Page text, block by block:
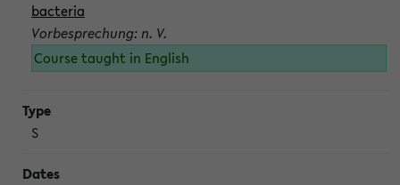
bacteria
Vorbesprechung: n. V.
Course taught in English
S